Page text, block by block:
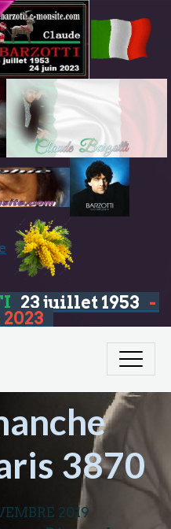
23 juillet 1953 -
3870
2019